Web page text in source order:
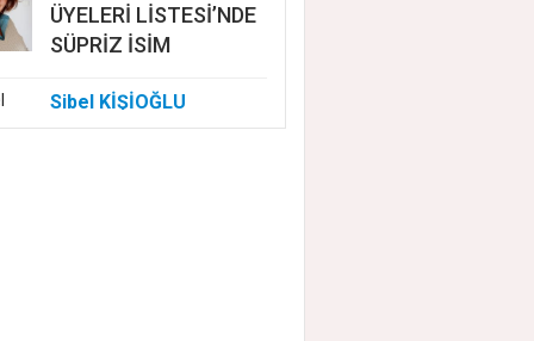
ÜYELERİ LİSTESİ’NDE
SÜPRİZ İSİM
Sibel KİŞİOĞLU
EUROVISION'DA